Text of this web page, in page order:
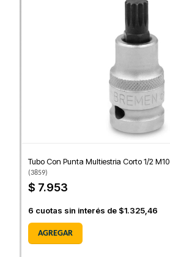
Tubo Con Punta Multiestria Corto 1/2 M10
(3859)
$ 7.953
6 cuotas sin interés de $1.325,46
AGREGAR